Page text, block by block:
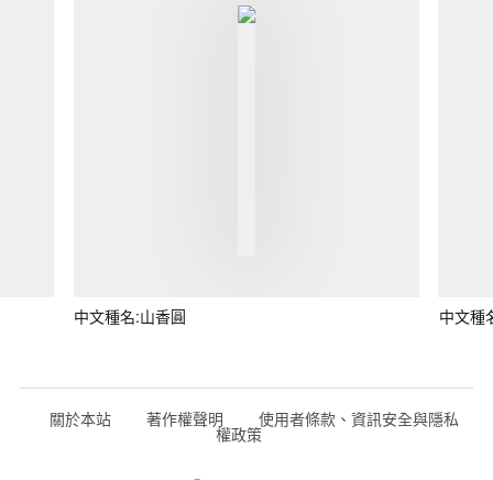
中文種名:山香圓 中文種
關於本站 著作權聲明 使用者條款、資訊安全與隱私
權政策